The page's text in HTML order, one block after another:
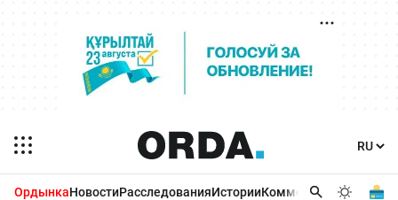
ОрдынкаНовостиРасследованияИсторииКомментарииБизнес